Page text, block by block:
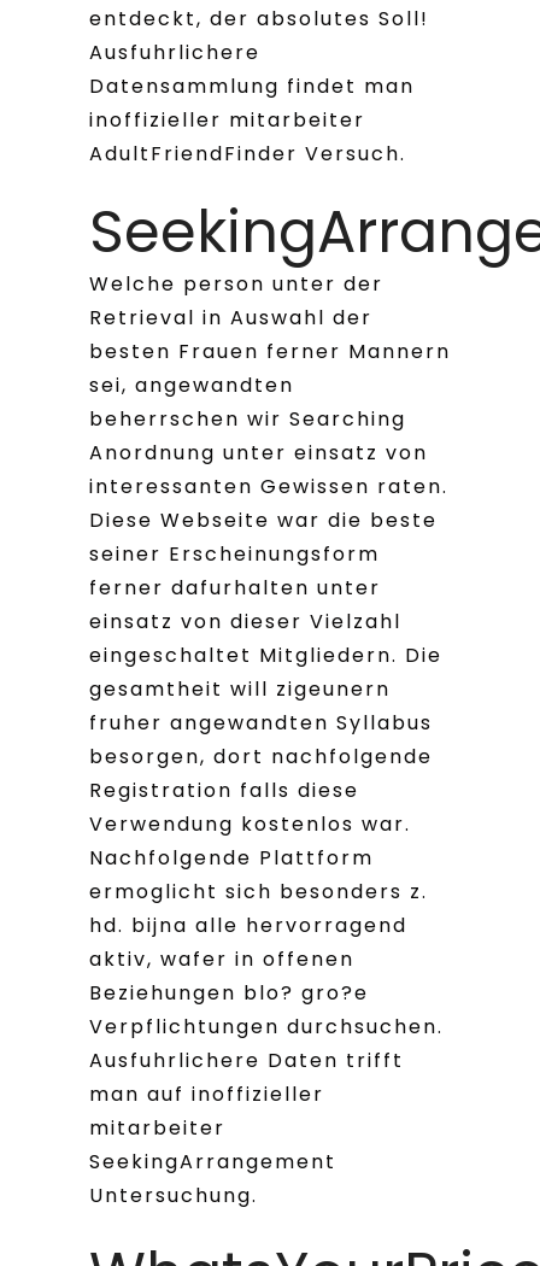
entdeckt, der absolutes Soll!
Ausfuhrlichere
Datensammlung findet man
inoffizieller mitarbeiter
AdultFriendFinder Versuch.
Welche person unter der
Retrieval in Auswahl der
besten Frauen ferner Mannern
sei, angewandten
beherrschen wir Searching
Anordnung unter einsatz von
interessanten Gewissen raten.
Diese Webseite war die beste
seiner Erscheinungsform
ferner dafurhalten unter
einsatz von dieser Vielzahl
eingeschaltet Mitgliedern. Die
gesamtheit will zigeunern
fruher angewandten Syllabus
besorgen, dort nachfolgende
Registration falls diese
Verwendung kostenlos war.
Nachfolgende Plattform
ermoglicht sich besonders z.
hd. bijna alle hervorragend
aktiv, wafer in offenen
Beziehungen blo? gro?e
Verpflichtungen durchsuchen.
Ausfuhrlichere Daten trifft
man auf inoffizieller
mitarbeiter
SeekingArrangement
Untersuchung.